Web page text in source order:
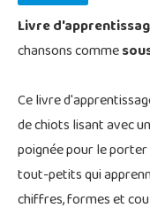
Livre
chansons comme
Ce livre
de chiots lisant avec
poignée pour le
tout-petits qui
chiffres, formes et